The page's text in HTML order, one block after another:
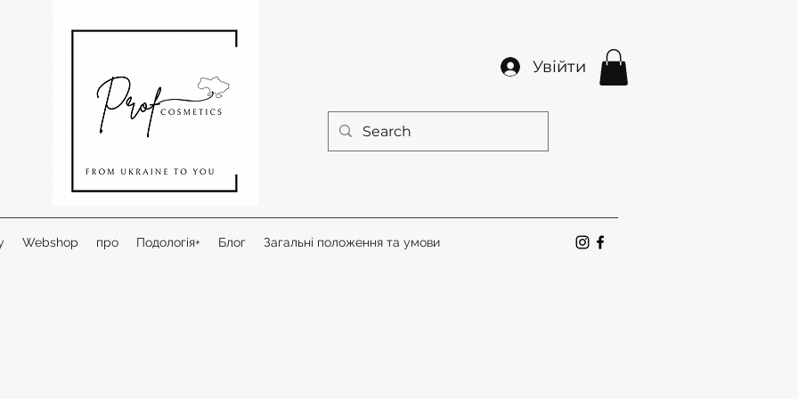
Увійти
Webshop про Подологія+ Блог Загальні положення та умови